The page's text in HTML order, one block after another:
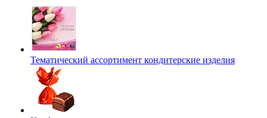
Тематический ассортимент кондитерские изделия